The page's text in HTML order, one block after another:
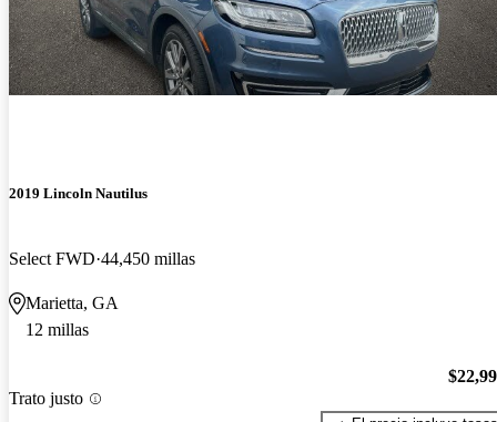
2019 Lincoln Nautilus
Select FWD 44,450 millas
Marietta, GA
12 millas
Trato justo